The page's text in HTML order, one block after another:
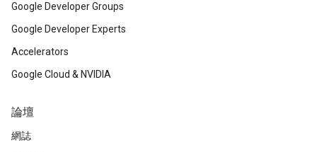
Google Developer Groups
Google Developer Experts
Accelerators
Google Cloud & NVIDIA
論壇
網誌